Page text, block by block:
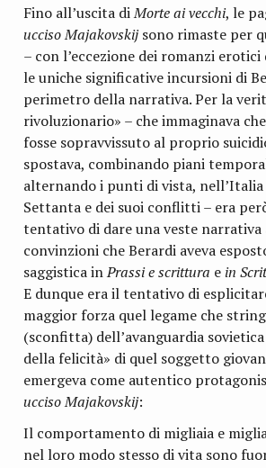
Fino all’uscita diMorte ai vecchi, le
ucciso Majakovskij sono rimaste per
– con l’eccezione dei romanzi
le uniche significative incursioni di
perimetro della narrativa. Per la
rivoluzionario» – che immaginava
fosse sopravvissuto al proprio
spostava, combinando piani
alternando i punti di vista,
Settanta e dei suoi conflitti – era
tentativo di dare una veste narrativa
convinzioni che Berardi aveva
saggistica inPrassi e scrittura e in
E dunque era il tentativo di
maggior forza quel legame che
(sconfitta) dell’avanguardia
della felicità» di quel soggetto
emergeva come autentico
ucciso Majakovskij:
Il comportamento di migliaia e
nel loro modo stesso di vita sono